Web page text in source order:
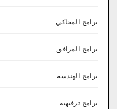
برامج المحاكي
برامج المرافق
برامج الهندسة
برامج ترفيهية